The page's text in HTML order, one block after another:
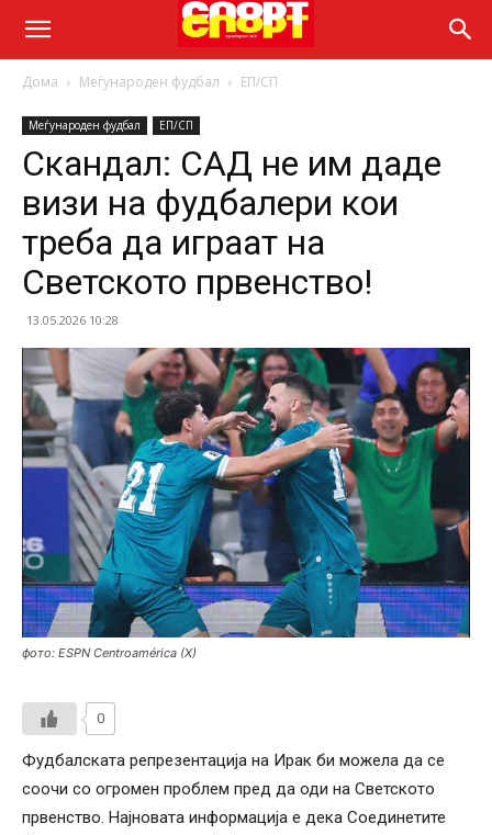
Дома Меѓународен фудбал ЕП/СП
Меѓународен фудбал ЕП/СП
Скандал: САД не им даде
визи на фудбалери кои
треба да играат на
Светското првенство!
13.05.2026 10:28
фото: ESPN Centroamérica (X)
0
Фудбалската репрезентација на Ирак би можела да се
соочи со огромен проблем пред да оди на Светското
првенство. Најновата информација е дека Соединетите